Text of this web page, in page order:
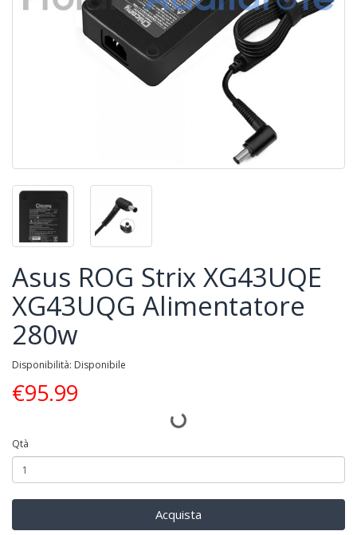
Asus ROG Strix XG43UQE
XG43UQG Alimentatore
280w
Disponibilità: Disponibile
€95.99
Qtà
Acquista